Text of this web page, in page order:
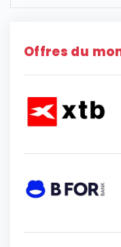
Offres du